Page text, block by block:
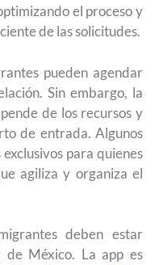
el proceso y
de las solicitudes.
pueden agendar
Sin embargo, la
de los recursos y
de entrada. Algunos
para quienes
agiliza y organiza el
deben estar
México. La app es